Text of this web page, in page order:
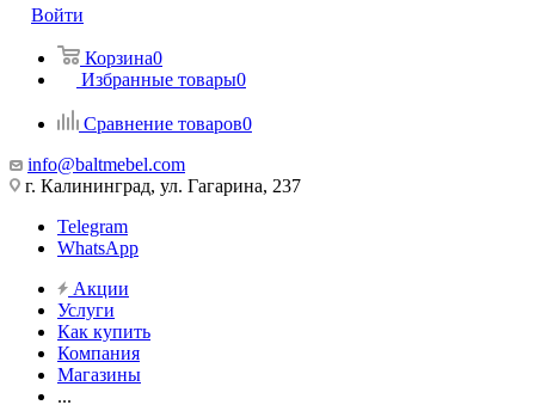
Войти
Корзина0
Избранные товары0
Сравнение товаров0
info@baltmebel.com
г. Калининград, ул. Гагарина, 237
Telegram
WhatsApp
Акции
Услуги
Как купить
Компания
Магазины
...